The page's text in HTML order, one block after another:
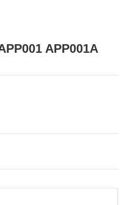
APP001A